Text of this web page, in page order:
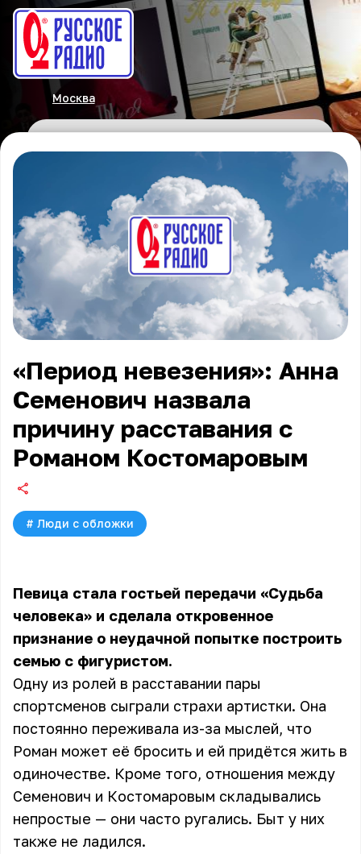
Москва
«Период невезения»: Анна
Семенович назвала
причину расставания с
Романом Костомаровым
# Люди с обложки
Певица стала гостьей передачи «Судьба
человека» и сделала откровенное
признание о неудачной попытке построить
семью с фигуристом.
Одну из ролей в расставании пары
спортсменов сыграли страхи артистки. Она
постоянно переживала из-за мыслей, что
Роман может её бросить и ей придётся жить в
одиночестве. Кроме того, отношения между
Семенович и Костомаровым складывались
непростые — они часто ругались. Быт у них
также не ладился.